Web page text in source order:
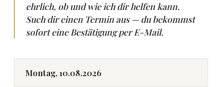
ehrlich, ob und wie ich dir helfen kann.
Such dir einen Termin aus — du bekommst
sofort eine Bestätigung per E-Mail.
Montag, 10.08.2026